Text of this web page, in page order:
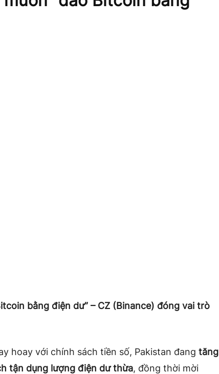
bằng điện dư” – CZ (Binance) đóng vai trò
hoay với chính sách tiền số, Pakistan đang tăng
tận dụng lượng điện dư thừa, đồng thời mời